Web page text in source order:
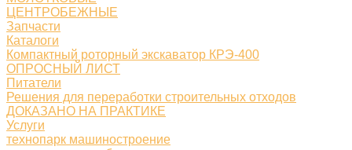
ЦЕНТРОБЕЖНЫЕ
Запчасти
Каталоги
Компактный роторный экскаватор КРЭ-400
ОПРОСНЫЙ ЛИСТ
Питатели
Решения для переработки строительных отходов
ДОКАЗАНО НА ПРАКТИКЕ
Услуги
технопарк машиностроение